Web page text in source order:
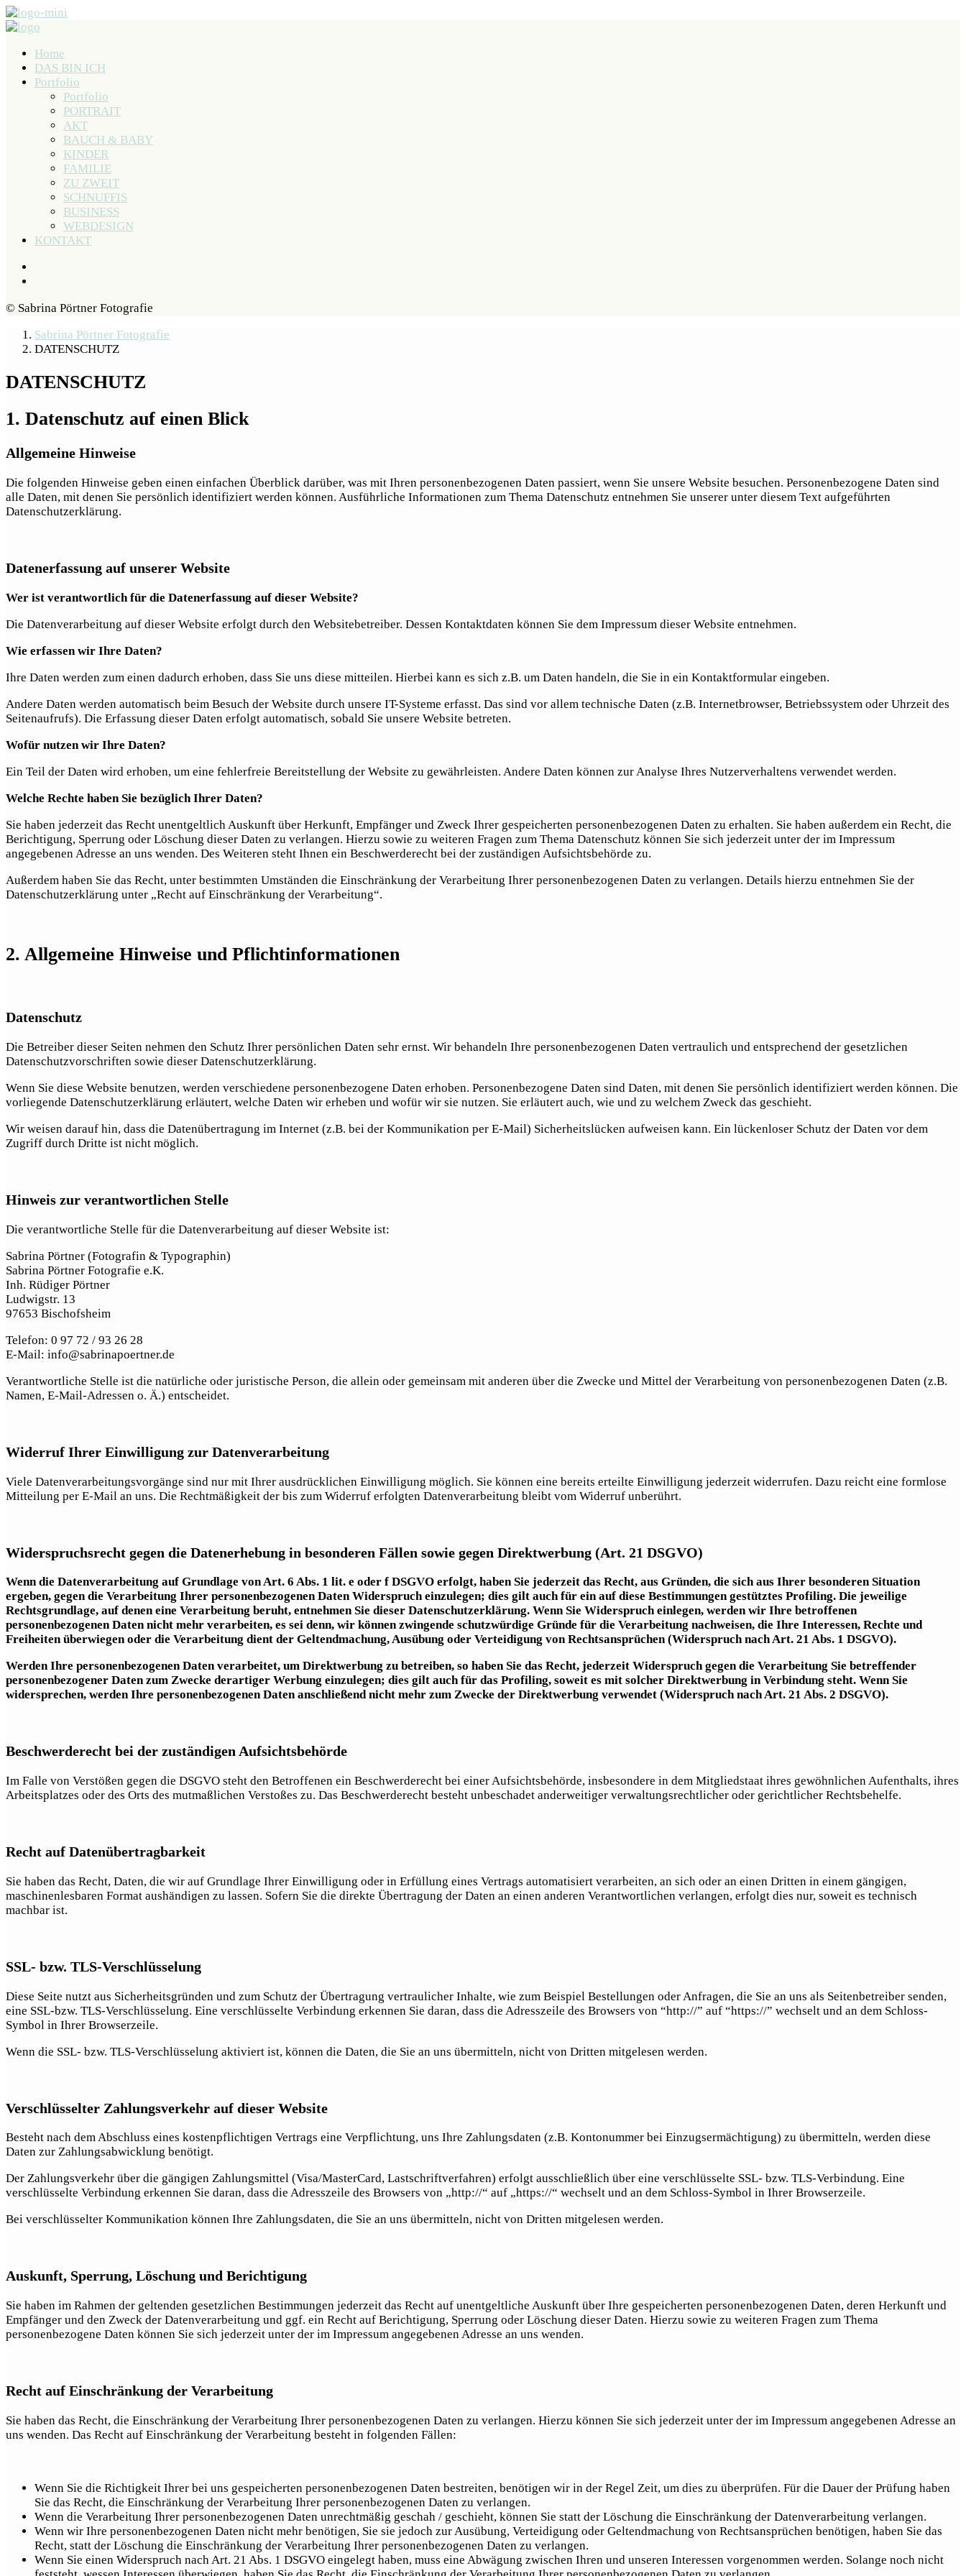
Home
DAS BIN ICH
Portfolio
Portfolio
PORTRAIT
AKT
BAUCH & BABY
KINDER
FAMILIE
ZU ZWEIT
SCHNUFFIS
BUSINESS
WEBDESIGN
KONTAKT
© Sabrina Pörtner Fotografie
Sabrina Pörtner Fotografie
DATENSCHUTZ
DATENSCHUTZ
1. Datenschutz auf einen Blick
Allgemeine Hinweise
Die folgenden Hinweise geben einen einfachen Überblick darüber, was mit Ihren personenbezogenen Daten passiert, wenn Sie unsere Website besuchen. Personenbezogene Daten sind
alle Daten, mit denen Sie persönlich identifiziert werden können. Ausführliche Informationen zum Thema Datenschutz entnehmen Sie unserer unter diesem Text aufgeführten
Datenschutzerklärung.
Datenerfassung auf unserer Website
Wer ist verantwortlich für die Datenerfassung auf dieser Website?
Die Datenverarbeitung auf dieser Website erfolgt durch den Websitebetreiber. Dessen Kontaktdaten können Sie dem Impressum dieser Website entnehmen.
Wie erfassen wir Ihre Daten?
Ihre Daten werden zum einen dadurch erhoben, dass Sie uns diese mitteilen. Hierbei kann es sich z.B. um Daten handeln, die Sie in ein Kontaktformular eingeben.
Andere Daten werden automatisch beim Besuch der Website durch unsere IT-Systeme erfasst. Das sind vor allem technische Daten (z.B. Internetbrowser, Betriebssystem oder Uhrzeit des
Seitenaufrufs). Die Erfassung dieser Daten erfolgt automatisch, sobald Sie unsere Website betreten.
Wofür nutzen wir Ihre Daten?
Ein Teil der Daten wird erhoben, um eine fehlerfreie Bereitstellung der Website zu gewährleisten. Andere Daten können zur Analyse Ihres Nutzerverhaltens verwendet werden.
Welche Rechte haben Sie bezüglich Ihrer Daten?
Sie haben jederzeit das Recht unentgeltlich Auskunft über Herkunft, Empfänger und Zweck Ihrer gespeicherten personenbezogenen Daten zu erhalten. Sie haben außerdem ein Recht, die
Berichtigung, Sperrung oder Löschung dieser Daten zu verlangen. Hierzu sowie zu weiteren Fragen zum Thema Datenschutz können Sie sich jederzeit unter der im Impressum
angegebenen Adresse an uns wenden. Des Weiteren steht Ihnen ein Beschwerderecht bei der zuständigen Aufsichtsbehörde zu.
Außerdem haben Sie das Recht, unter bestimmten Umständen die Einschränkung der Verarbeitung Ihrer personenbezogenen Daten zu verlangen. Details hierzu entnehmen Sie der
Datenschutzerklärung unter „Recht auf Einschränkung der Verarbeitung“.
2. Allgemeine Hinweise und Pflichtinformationen
Datenschutz
Die Betreiber dieser Seiten nehmen den Schutz Ihrer persönlichen Daten sehr ernst. Wir behandeln Ihre personenbezogenen Daten vertraulich und entsprechend der gesetzlichen
Datenschutzvorschriften sowie dieser Datenschutzerklärung.
Wenn Sie diese Website benutzen, werden verschiedene personenbezogene Daten erhoben. Personenbezogene Daten sind Daten, mit denen Sie persönlich identifiziert werden können. Die
vorliegende Datenschutzerklärung erläutert, welche Daten wir erheben und wofür wir sie nutzen. Sie erläutert auch, wie und zu welchem Zweck das geschieht.
Wir weisen darauf hin, dass die Datenübertragung im Internet (z.B. bei der Kommunikation per E-Mail) Sicherheitslücken aufweisen kann. Ein lückenloser Schutz der Daten vor dem
Zugriff durch Dritte ist nicht möglich.
Hinweis zur verantwortlichen Stelle
Die verantwortliche Stelle für die Datenverarbeitung auf dieser Website ist:
Sabrina Pörtner (Fotografin & Typographin)
Sabrina Pörtner Fotografie e.K.
Inh. Rüdiger Pörtner
Ludwigstr. 13
97653 Bischofsheim
Telefon: 0 97 72 / 93 26 28
E-Mail: info@sabrinapoertner.de
Verantwortliche Stelle ist die natürliche oder juristische Person, die allein oder gemeinsam mit anderen über die Zwecke und Mittel der Verarbeitung von personenbezogenen Daten (z.B.
Namen, E-Mail-Adressen o. Ä.) entscheidet.
Widerruf Ihrer Einwilligung zur Datenverarbeitung
Viele Datenverarbeitungsvorgänge sind nur mit Ihrer ausdrücklichen Einwilligung möglich. Sie können eine bereits erteilte Einwilligung jederzeit widerrufen. Dazu reicht eine formlose
Mitteilung per E-Mail an uns. Die Rechtmäßigkeit der bis zum Widerruf erfolgten Datenverarbeitung bleibt vom Widerruf unberührt.
Widerspruchsrecht gegen die Datenerhebung in besonderen Fällen sowie gegen Direktwerbung (Art. 21 DSGVO)
Wenn die Datenverarbeitung auf Grundlage von Art. 6 Abs. 1 lit. e oder f DSGVO erfolgt, haben Sie jederzeit das Recht, aus Gründen, die sich aus Ihrer besonderen Situation
ergeben, gegen die Verarbeitung Ihrer personenbezogenen Daten Widerspruch einzulegen; dies gilt auch für ein auf diese Bestimmungen gestütztes Profiling. Die jeweilige
Rechtsgrundlage, auf denen eine Verarbeitung beruht, entnehmen Sie dieser Datenschutzerklärung. Wenn Sie Widerspruch einlegen, werden wir Ihre betroffenen
personenbezogenen Daten nicht mehr verarbeiten, es sei denn, wir können zwingende schutzwürdige Gründe für die Verarbeitung nachweisen, die Ihre Interessen, Rechte und
Freiheiten überwiegen oder die Verarbeitung dient der Geltendmachung, Ausübung oder Verteidigung von Rechtsansprüchen (Widerspruch nach Art. 21 Abs. 1 DSGVO).
Werden Ihre personenbezogenen Daten verarbeitet, um Direktwerbung zu betreiben, so haben Sie das Recht, jederzeit Widerspruch gegen die Verarbeitung Sie betreffender
personenbezogener Daten zum Zwecke derartiger Werbung einzulegen; dies gilt auch für das Profiling, soweit es mit solcher Direktwerbung in Verbindung steht. Wenn Sie
widersprechen, werden Ihre personenbezogenen Daten anschließend nicht mehr zum Zwecke der Direktwerbung verwendet (Widerspruch nach Art. 21 Abs. 2 DSGVO).
Beschwerderecht bei der zuständigen Aufsichtsbehörde
Im Falle von Verstößen gegen die DSGVO steht den Betroffenen ein Beschwerderecht bei einer Aufsichtsbehörde, insbesondere in dem Mitgliedstaat ihres gewöhnlichen Aufenthalts, ihres
Arbeitsplatzes oder des Orts des mutmaßlichen Verstoßes zu. Das Beschwerderecht besteht unbeschadet anderweitiger verwaltungsrechtlicher oder gerichtlicher Rechtsbehelfe.
Recht auf Datenübertragbarkeit
Sie haben das Recht, Daten, die wir auf Grundlage Ihrer Einwilligung oder in Erfüllung eines Vertrags automatisiert verarbeiten, an sich oder an einen Dritten in einem gängigen,
maschinenlesbaren Format aushändigen zu lassen. Sofern Sie die direkte Übertragung der Daten an einen anderen Verantwortlichen verlangen, erfolgt dies nur, soweit es technisch
machbar ist.
SSL- bzw. TLS-Verschlüsselung
Diese Seite nutzt aus Sicherheitsgründen und zum Schutz der Übertragung vertraulicher Inhalte, wie zum Beispiel Bestellungen oder Anfragen, die Sie an uns als Seitenbetreiber senden,
eine SSL-bzw. TLS-Verschlüsselung. Eine verschlüsselte Verbindung erkennen Sie daran, dass die Adresszeile des Browsers von “http://” auf “https://” wechselt und an dem Schloss-
Symbol in Ihrer Browserzeile.
Wenn die SSL- bzw. TLS-Verschlüsselung aktiviert ist, können die Daten, die Sie an uns übermitteln, nicht von Dritten mitgelesen werden.
Verschlüsselter Zahlungsverkehr auf dieser Website
Besteht nach dem Abschluss eines kostenpflichtigen Vertrags eine Verpflichtung, uns Ihre Zahlungsdaten (z.B. Kontonummer bei Einzugsermächtigung) zu übermitteln, werden diese
Daten zur Zahlungsabwicklung benötigt.
Der Zahlungsverkehr über die gängigen Zahlungsmittel (Visa/MasterCard, Lastschriftverfahren) erfolgt ausschließlich über eine verschlüsselte SSL- bzw. TLS-Verbindung. Eine
verschlüsselte Verbindung erkennen Sie daran, dass die Adresszeile des Browsers von „http://“ auf „https://“ wechselt und an dem Schloss-Symbol in Ihrer Browserzeile.
Bei verschlüsselter Kommunikation können Ihre Zahlungsdaten, die Sie an uns übermitteln, nicht von Dritten mitgelesen werden.
Auskunft, Sperrung, Löschung und Berichtigung
Sie haben im Rahmen der geltenden gesetzlichen Bestimmungen jederzeit das Recht auf unentgeltliche Auskunft über Ihre gespeicherten personenbezogenen Daten, deren Herkunft und
Empfänger und den Zweck der Datenverarbeitung und ggf. ein Recht auf Berichtigung, Sperrung oder Löschung dieser Daten. Hierzu sowie zu weiteren Fragen zum Thema
personenbezogene Daten können Sie sich jederzeit unter der im Impressum angegebenen Adresse an uns wenden.
Recht auf Einschränkung der Verarbeitung
Sie haben das Recht, die Einschränkung der Verarbeitung Ihrer personenbezogenen Daten zu verlangen. Hierzu können Sie sich jederzeit unter der im Impressum angegebenen Adresse an
uns wenden. Das Recht auf Einschränkung der Verarbeitung besteht in folgenden Fällen:
Wenn Sie die Richtigkeit Ihrer bei uns gespeicherten personenbezogenen Daten bestreiten, benötigen wir in der Regel Zeit, um dies zu überprüfen. Für die Dauer der Prüfung haben
Sie das Recht, die Einschränkung der Verarbeitung Ihrer personenbezogenen Daten zu verlangen.
Wenn die Verarbeitung Ihrer personenbezogenen Daten unrechtmäßig geschah / geschieht, können Sie statt der Löschung die Einschränkung der Datenverarbeitung verlangen.
Wenn wir Ihre personenbezogenen Daten nicht mehr benötigen, Sie sie jedoch zur Ausübung, Verteidigung oder Geltendmachung von Rechtsansprüchen benötigen, haben Sie das
Recht, statt der Löschung die Einschränkung der Verarbeitung Ihrer personenbezogenen Daten zu verlangen.
Wenn Sie einen Widerspruch nach Art. 21 Abs. 1 DSGVO eingelegt haben, muss eine Abwägung zwischen Ihren und unseren Interessen vorgenommen werden. Solange noch nicht